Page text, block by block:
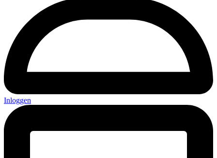
Inloggen